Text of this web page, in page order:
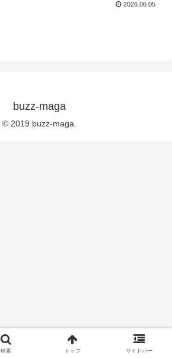
2026.06.05
buzz-maga
© 2019 buzz-maga.
検索 トップ サイドバー